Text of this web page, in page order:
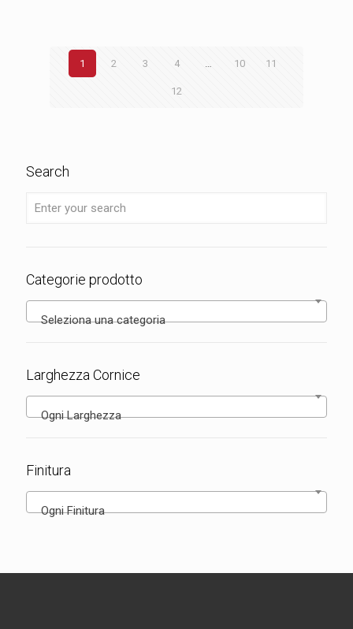
1 2 3 4 10 11
12
Search
Categorie prodotto
Seleziona una categoria
Larghezza Cornice
Ogni Larghezza
Finitura
Ogni Finitura